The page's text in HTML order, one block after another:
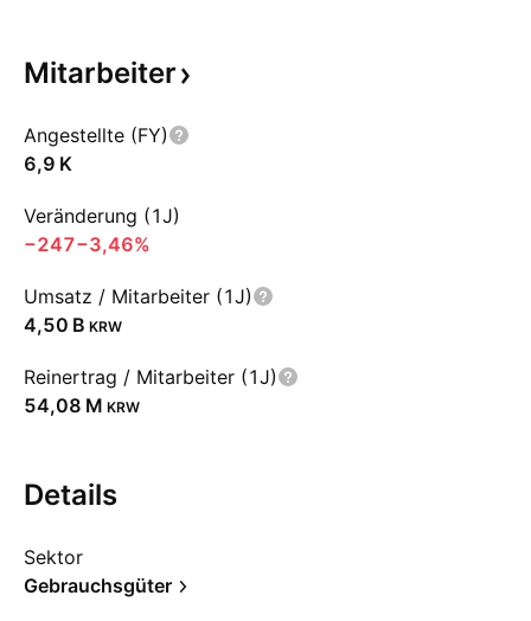
Mitarbeiter
Angestellte (FY)
‪6,9 K‬
Veränderung (1J)
−247−3,46%
Umsatz / Mitarbeiter (1J)
‪4,50 B‬ KRW
Reinertrag / Mitarbeiter (1J)
‪54,08 M‬ KRW
Details
Sektor
Gebrauchsgüter